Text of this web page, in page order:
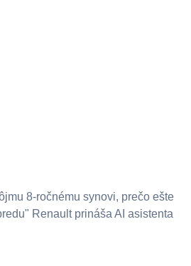
8-ročnému synovi, prečo ešte
Renault prináša AI asistenta